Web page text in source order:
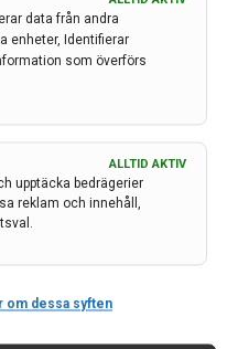
data från andra
enheter, Identifierar
som överförs
upptäcka bedrägerier
reklam och innehåll,
ALLTID AKTIV
om dessa syften
på Parkinsons
neurodegenerativa
och tendenser att
har gått över 200 år…